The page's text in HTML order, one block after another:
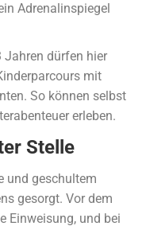
Adrenalinspiegel
Jahren dürfen hier
mit
So können selbst
erleben.
Stelle
und geschultem
gesorgt. Vor dem
Einweisung, und bei